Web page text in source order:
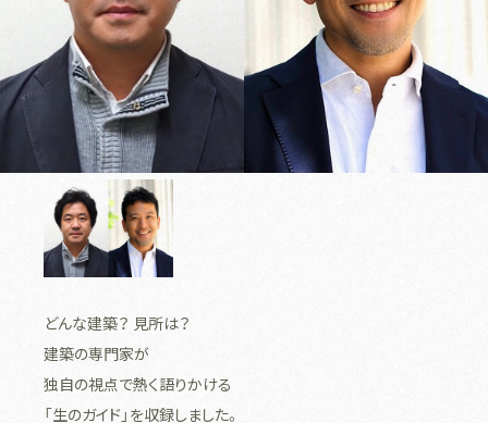
どんな建築？ 見所は？
建築の専門家が
独自の視点で熱く語りかける
「生のガイド」を収録しました。